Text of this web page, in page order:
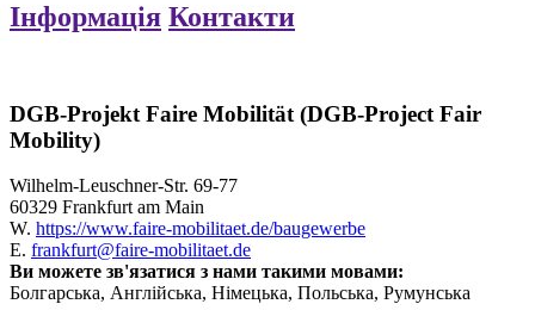
Інформація Контакти
DGB-Projekt Faire Mobilität (DGB-Project Fair
Mobility)
Wilhelm-Leuschner-Str. 69-77
60329 Frankfurt am Main
W. https://www.faire-mobilitaet.de/baugewerbe
E. frankfurt@faire-mobilitaet.de
Ви можете зв'язатися з нами такими мовами:
Болгарська, Англійська, Німецька, Польська, Румунська